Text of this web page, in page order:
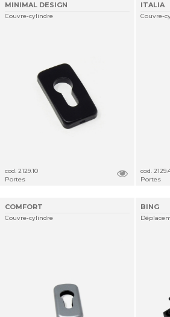
MINIMAL DESIGN
Couvre-cylindre
cod. 2129.10
Portes
ITALIA
Couvre-
cod.
Portes
COMFORT
Couvre-cylindre
BING